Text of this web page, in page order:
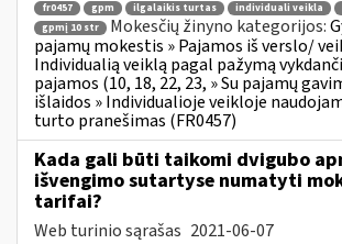
fr0457 gpm ilgalaikis turtas individuali veikla
gpmį 10 str
Mokesčių žinyno kategorijos:
pajamų mokestis » Pajamos iš verslo/
Individualią veiklą pagal pažymą
pajamos (10, 18, 22, 23, » Su pajamų
išlaidos » Individualioje veikloje
turto pranešimas (FR0457)
Kada gali būti taikomi dvigubo
išvengimo sutartyse numatyti
tarifai?
Web turinio sąrašas 2021-06-07